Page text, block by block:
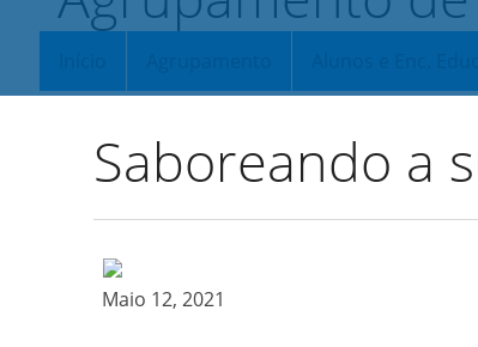
Saboreando a
Maio 12, 2021